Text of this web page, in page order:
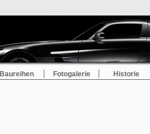
Baureihen Fotogalerie Historie